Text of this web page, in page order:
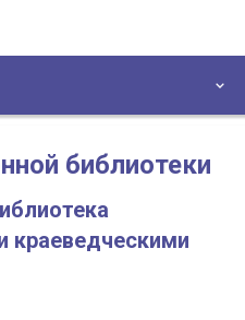
библиотеки
краеведческими